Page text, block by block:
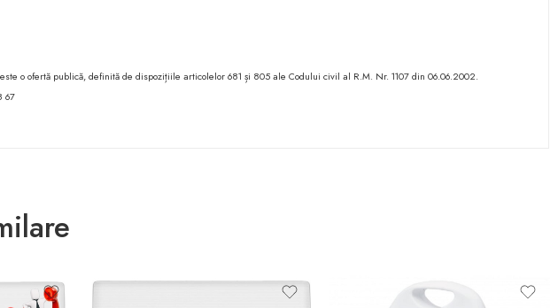
o ofertă publică, definită de dispozițiile articolelor 681 și 805 ale Codului civil al R.M. Nr. 1107 din 06.06.2002.
67